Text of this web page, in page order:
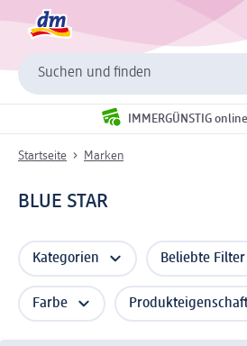
Suchen und finden
IMMERGÜNSTIG
Startseite Marken
BLUE STAR
Kategorien Beliebte Filter
Farbe